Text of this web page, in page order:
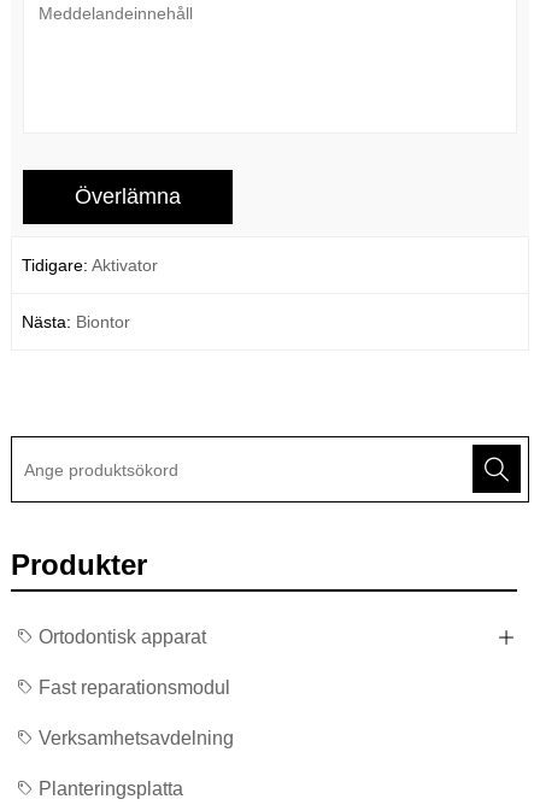
Tidigare: Aktivator
Nästa: Biontor
Produkter
Ortodontisk apparat
Fast reparationsmodul
Verksamhetsavdelning
Planteringsplatta